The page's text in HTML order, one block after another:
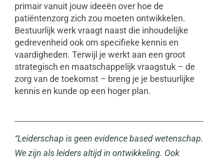
primair vanuit jouw ideeën over hoe de
patiëntenzorg zich zou moeten ontwikkelen.
Bestuurlijk werk vraagt naast die inhoudelijke
gedrevenheid ook om specifieke kennis en
vaardigheden. Terwijl je werkt aan een groot
strategisch en maatschappelijk vraagstuk – de
zorg van de toekomst – breng je je bestuurlijke
kennis en kunde op een hoger plan.
“Leiderschap is geen evidence based wetenschap.
We zijn als leiders altijd in ontwikkeling. Ook